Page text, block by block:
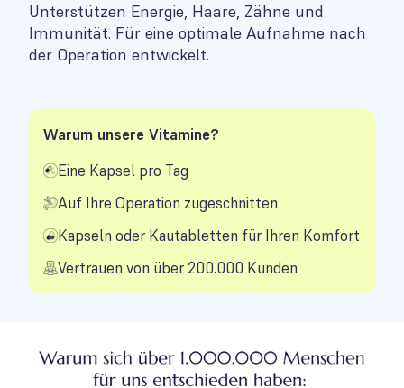
Unterstützen Energie, Haare, Zähne und
Immunität. Für eine optimale Aufnahme nach
der Operation entwickelt.
Warum unsere Vitamine?
Eine Kapsel pro Tag
Auf Ihre Operation zugeschnitten
Kapseln oder Kautabletten für Ihren Komfort
Vertrauen von über 200.000 Kunden